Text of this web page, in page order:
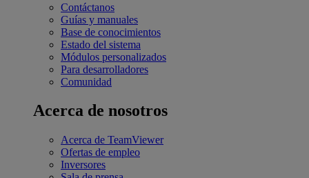
Contáctanos
Guías y manuales
Base de conocimientos
Estado del sistema
Módulos personalizados
Para desarrolladores
Comunidad
Acerca de nosotros
Acerca de TeamViewer
Ofertas de empleo
Inversores